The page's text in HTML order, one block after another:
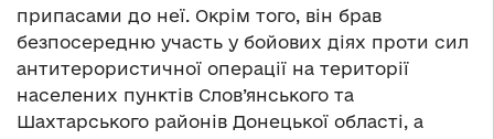
припасами до неї. Окрім того, він брав
безпосередню участь у бойових діях проти сил
антитерористичної операції на території
населених пунктів Слов’янського та
Шахтарського районів Донецької області, а